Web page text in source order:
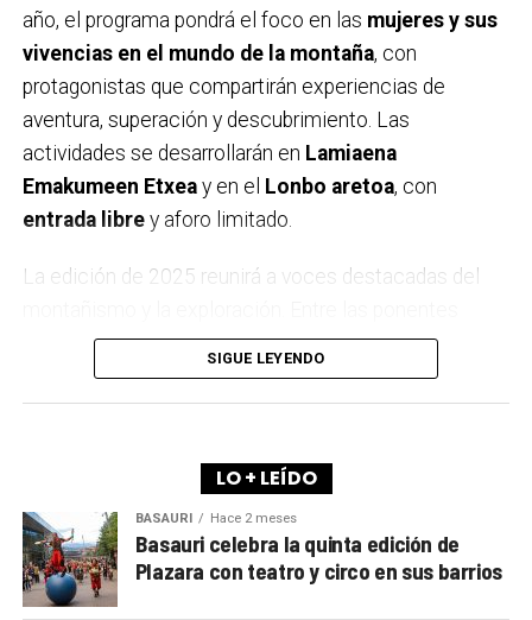
año, el programa pondrá el foco en las mujeres y sus
vivencias en el mundo de la montaña, con
protagonistas que compartirán experiencias de
aventura, superación y descubrimiento. Las
actividades se desarrollarán en Lamiaena
Emakumeen Etxeay en el Lonbo aretoa, con
entrada librey aforo limitado.
La edición de 2025 reunirá a voces destacadas del
estaránIgone Mariezkurrena, el tríoElkarregaz
formado porElixabete, Johanna y Bego— y la
reconocida alpinistaPipi Cardell. Además, el
como ya es tradición en Arrigorriaga.
A lo largo de los últimos años, la Semana de la
Montaña se ha convertido en una cita imprescindible
para los aficionados locales y de toda la comarca.
SIGUE LEYENDO
LO + LEÍDO
BASAURI Hace 2 meses
Basauri celebra la quinta edición de
Plazara con teatro y circo en sus barrios